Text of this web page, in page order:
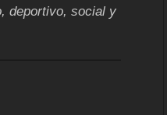
deportivo, social y